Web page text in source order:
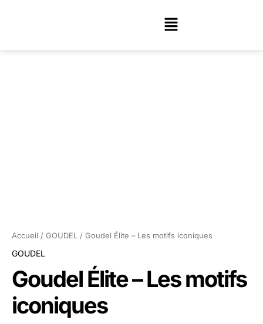
Menu
Accueil / GOUDEL / Goudel Élite – Les motifs iconiques
GOUDEL
Goudel Élite – Les motifs
iconiques
motifs